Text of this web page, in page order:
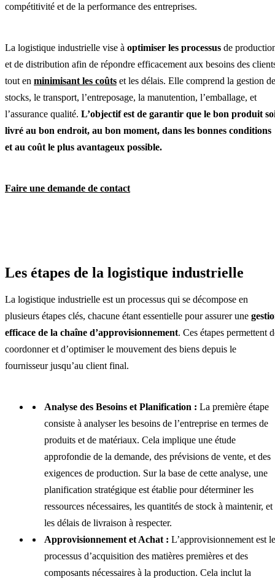
compétitivité et de la performance des entreprises.
La logistique industrielle vise à optimiser les processus de
et de distribution afin de répondre efficacement aux besoins des
tout en minimisant les coûts et les délais. Elle comprend la gestion
stocks, le transport, l’entreposage, la manutention, l’emballage, et
l’assurance qualité. L’objectif est de garantir que le bon produit
livré au bon endroit, au bon moment, dans les bonnes conditions
et au coût le plus avantageux possible.
Faire une demande de contact
Les étapes de la logistique industrielle
La logistique industrielle est un processus qui se décompose en
plusieurs étapes clés, chacune étant essentielle pour assurer une
efficace de la chaîne d’approvisionnement. Ces étapes permettent
coordonner et d’optimiser le mouvement des biens depuis le
fournisseur jusqu’au client final.
Analyse des Besoins et Planification : La première étape
consiste à analyser les besoins de l’entreprise en termes de
produits et de matériaux. Cela implique une étude
approfondie de la demande, des prévisions de vente, et des
exigences de production. Sur la base de cette analyse, une
planification stratégique est établie pour déterminer les
ressources nécessaires, les quantités de stock à maintenir, et
les délais de livraison à respecter.
Approvisionnement et Achat : L’approvisionnement est le
processus d’acquisition des matières premières et des
composants nécessaires à la production. Cela inclut la